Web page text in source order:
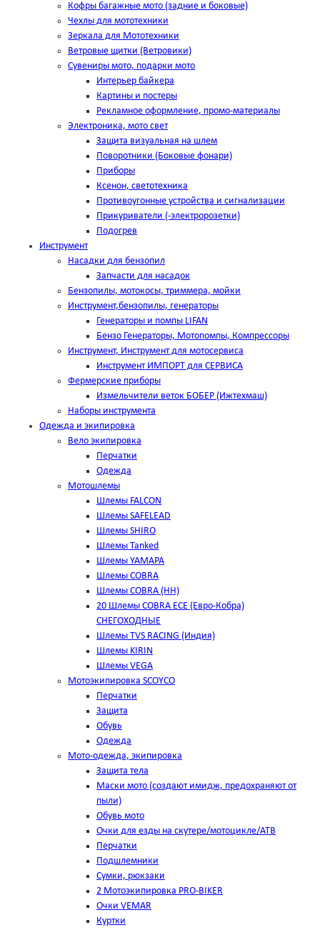
Кофры багажные мото (задние и боковые)
Чехлы для мототехники
Зеркала для Мототехники
Ветровые щитки (Ветровики)
Сувениры мото, подарки мото
Интерьер байкера
Картины и постеры
Рекламное оформление, промо-материалы
Электроника, мото свет
Защита визуальная на шлем
Поворотники (Боковые фонари)
Приборы
Ксенон, светотехника
Противоугонные устройства и сигнализации
Прикуриватели (-электророзетки)
Подогрев
Инструмент
Насадки для бензопил
Запчасти для насадок
Бензопилы, мотокосы, триммера, мойки
Инструмент,бензопилы, генераторы
Генераторы и помпы LIFAN
Бензо Генераторы, Мотопомпы, Компрессоры
Инструмент, Инструмент для мотосервиса
Инструмент ИМПОРТ для СЕРВИСА
Фермерские приборы
Измельчители веток БОБЕР (Ижтехмаш)
Наборы инструмента
Одежда и экипировка
Вело экипировка
Перчатки
Одежда
Мотошлемы
Шлемы FALCON
Шлемы SAFELEAD
Шлемы SHIRO
Шлемы Tanked
Шлемы YAMAPA
Шлемы COBRA
Шлемы COBRA (HH)
20 Шлемы COBRA ECE (Евро-Кобра)
СНЕГОХОДНЫЕ
Шлемы TVS RACING (Индия)
Шлемы KIRIN
Шлемы VEGA
Мотоэкипировка SCOYCO
Перчатки
Защита
Обувь
Одежда
Мото-одежда, экипировка
Защита тела
Маски мото (создают имидж, предохраняют от
пыли)
Обувь мото
Очки для езды на скутере/мотоцикле/АТВ
Перчатки
Подшлемники
Сумки, рюкзаки
2 Мотоэкипировка PRO-BIKER
Очки VEMAR
Куртки